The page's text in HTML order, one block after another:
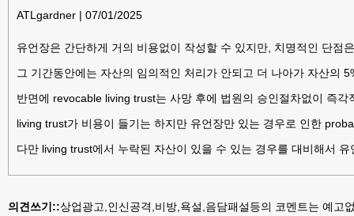
ATLgardner | 07/01/2025
유언장은 간단하게 거의 비용없이 작성할 수 있지만, 치명적인 단
그 기간동안에는 자산의 임의적인 처리가 안되고 더 나아가 자산의
반면에 revocable living trust는 사망 후에 법원의 승인절차없이 즉
living trust가 비용이 들기는 하지만 유언장만 있는 경우로 인한
다만 living trust에서 누락된 자산이 있을 수 있는 경우를 대비해서
의견쓰기::상업광고,인신공격,비방,욕설,음담패설등의 코멘트는 예고